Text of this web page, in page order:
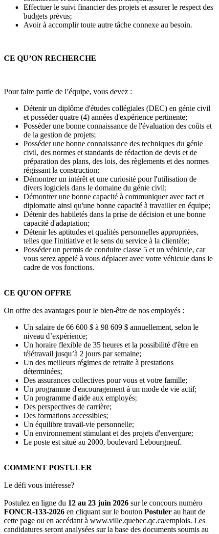
Effectuer le suivi financier des projets et assurer le respect des
budgets prévus;
Avoir à accomplir toute autre tâche connexe au besoin.
CE QU’ON RECHERCHE
Pour faire partie de l’équipe, vous devez :
Détenir un diplôme d'études collégiales (DEC) en génie civil
et posséder quatre (4) années d'expérience pertinente;
Posséder une bonne connaissance de l'évaluation des coûts et
de la gestion de projets;
Posséder une bonne connaissance des techniques du génie
civil, des normes et standards de rédaction de devis et de
préparation des plans, des lois, des règlements et des normes
régissant la construction;
Démontrer un intérêt et une curiosité pour l'utilisation de
divers logiciels dans le domaine du génie civil;
Démontrer une bonne capacité à communiquer avec tact et
diplomatie ainsi qu'une bonne capacité à travailler en équipe;
Détenir des habiletés dans la prise de décision et une bonne
capacité d'adaptation;
Détenir les aptitudes et qualités personnelles appropriées,
telles que l'initiative et le sens du service à la clientèle;
Posséder un permis de conduire classe 5 et un véhicule, car
vous serez appelé à vous déplacer avec votre véhicule dans le
cadre de vos fonctions.
CE QU'ON OFFRE
On offre des avantages pour le bien-être de nos employés :
Un salaire de 66 600 $ à 98 609 $ annuellement, selon le
niveau d’expérience;
Un horaire flexible de 35 heures et la possibilité d'être en
télétravail jusqu’à 2 jours par semaine;
Un des meilleurs régimes de retraite à prestations
déterminées;
Des assurances collectives pour vous et votre famille;
Un programme d'encouragement à un mode de vie actif;
Un programme d'aide aux employés;
Des perspectives de carrière;
Des formations accessibles;
Un équilibre travail-vie personnelle;
Un environnement stimulant et des projets d'envergure;
Le poste est situé au 2000, boulevard Lebourgneuf.
COMMENT POSTULER
Le défi vous intéresse?
Postulez en ligne du 12 au 23 juin 2026 sur le concours numéro
FONCR-133-2026 en cliquant sur le bouton Postuler au haut de
cette page ou en accédant à www.ville.quebec.qc.ca/emplois. Les
candidatures seront analysées sur la base des documents soumis au